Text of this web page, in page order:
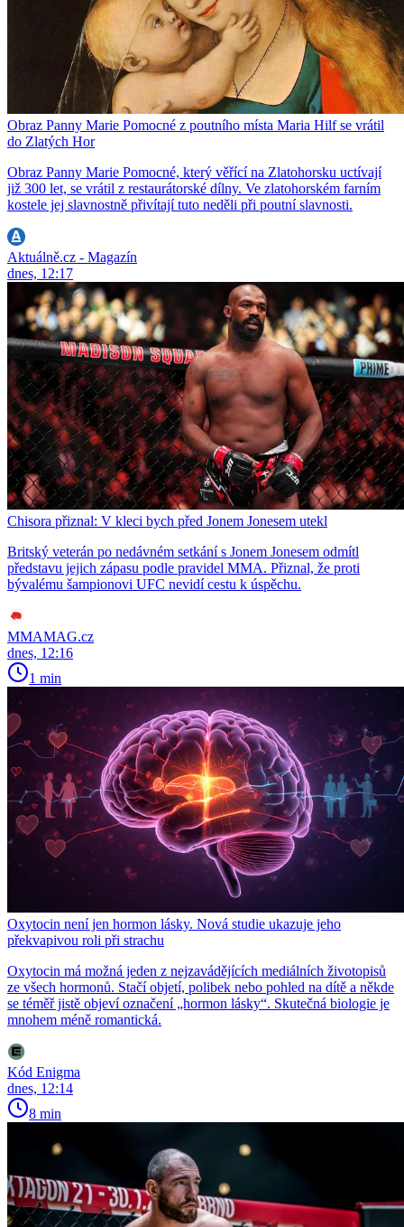
Obraz Panny Marie Pomocné z poutního místa Maria Hilf se vrátil
do Zlatých Hor
Obraz Panny Marie Pomocné, který věřící na Zlatohorsku uctívají
již 300 let, se vrátil z restaurátorské dílny. Ve zlatohorském farním
kostele jej slavnostně přivítají tuto neděli při poutní slavnosti.
Aktuálně.cz - Magazín
dnes, 12:17
Chisora přiznal: V kleci bych před Jonem Jonesem utekl
Britský veterán po nedávném setkání s Jonem Jonesem odmítl
představu jejich zápasu podle pravidel MMA. Přiznal, že proti
bývalému šampionovi UFC nevidí cestu k úspěchu.
MMAMAG.cz
dnes, 12:16
1 min
Oxytocin není jen hormon lásky. Nová studie ukazuje jeho
překvapivou roli při strachu
Oxytocin má možná jeden z nejzavádějících mediálních životopisů
ze všech hormonů. Stačí objetí, polibek nebo pohled na dítě a někde
se téměř jistě objeví označení „hormon lásky“. Skutečná biologie je
mnohem méně romantická.
Kód Enigma
dnes, 12:14
8 min